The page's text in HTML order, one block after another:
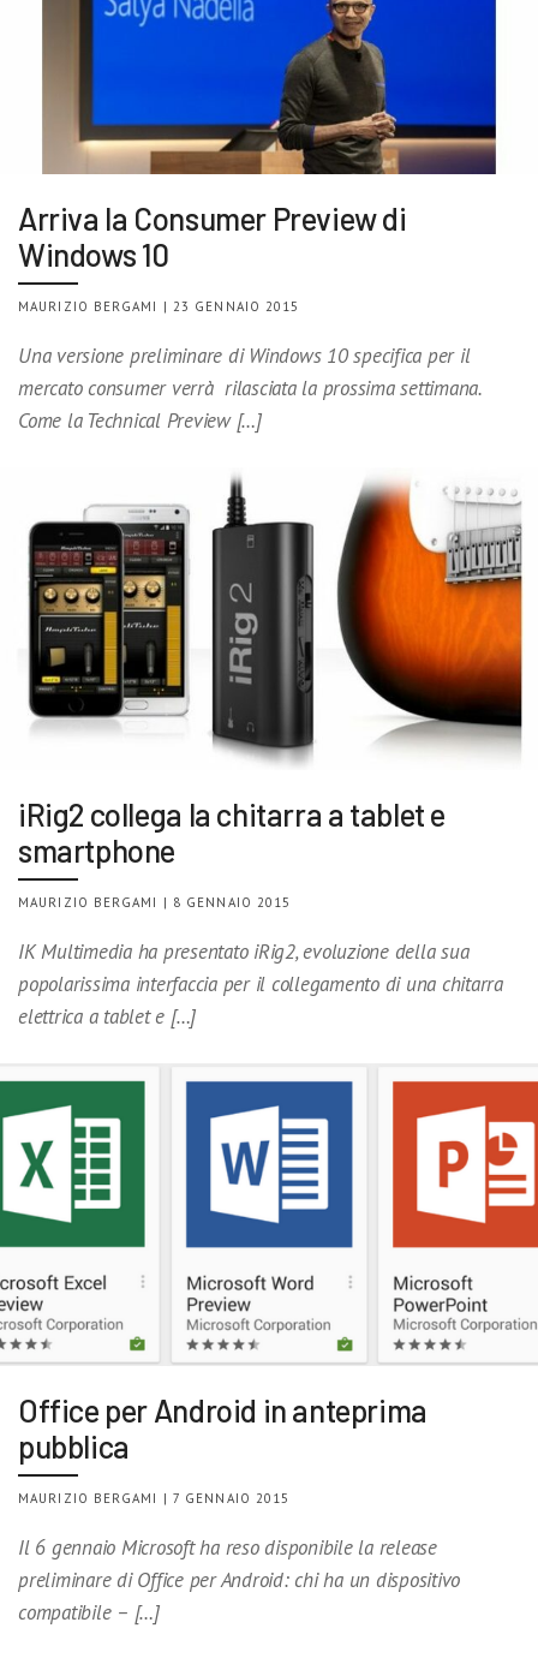
Arriva la Consumer Preview di
Windows 10
MAURIZIO BERGAMI | 23 GENNAIO 2015
Una versione preliminare di Windows 10 specifica per il
mercato consumer verrà rilasciata la prossima settimana.
Come la Technical Preview […]
iRig2 collega la chitarra a tablet e
smartphone
MAURIZIO BERGAMI | 8 GENNAIO 2015
IK Multimedia ha presentato iRig2, evoluzione della sua
popolarissima interfaccia per il collegamento di una chitarra
elettrica a tablet e […]
Office per Android in anteprima
pubblica
MAURIZIO BERGAMI | 7 GENNAIO 2015
Il 6 gennaio Microsoft ha reso disponibile la release
preliminare di Office per Android: chi ha un dispositivo
compatibile – […]